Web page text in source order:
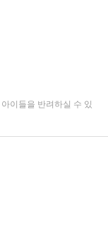
이들을 반려하실 수 있